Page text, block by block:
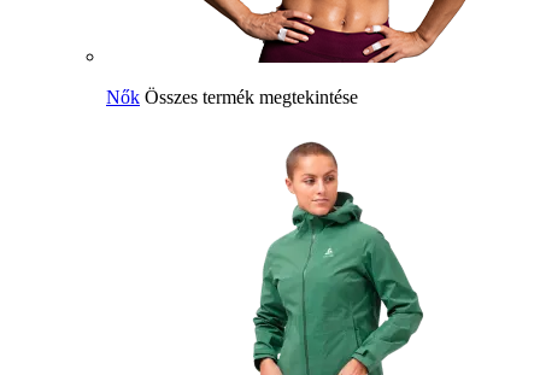
Nők Összes termék megtekintése